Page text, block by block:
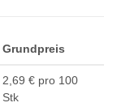
Grundpreis
2,69 € pro 100
Stk